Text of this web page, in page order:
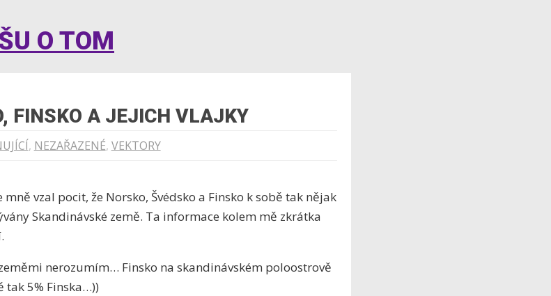
O TOM
FINSKO A JEJICH VLAJKY
, NEZAŘAZENÉ, VEKTORY
vzal pocit, že Norsko, Švédsko a Finsko k sobě tak nějak
Skandinávské země. Ta informace kolem mě zkrátka
nerozumím… Finsko na skandinávském poloostrově
tak 5% Finska…))